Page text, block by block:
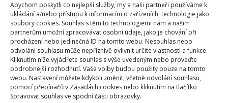
Abychom poskytli co nejlepší služby, my a naši partneři používáme k
ukládání a/nebo přístupu k informacím o zařízeních, technologie jako
soubory cookies. Souhlas s těmito technologiemi nám a našim
partnerům umožní zpracovávat osobní údaje, jako je chování při
procházení nebo jedinečná ID na tomto webu. Nesouhlas nebo
odvolání souhlasu může nepříznivě ovlivnit určité vlastnosti a funkce.
Kliknutím níže vyjádřete souhlas s výše uvedeným nebo proveďte
podrobnější rozhodnutí. Vaše volby budou použity pouze na tomto
webu. Nastavení můžete kdykoli změnit, včetně odvolání souhlasu,
pomocí přepínačů v Zásadách cookies nebo kliknutím na tlačítko
Spravovat souhlas ve spodní části obrazovky.
Fotografie: Pixabay